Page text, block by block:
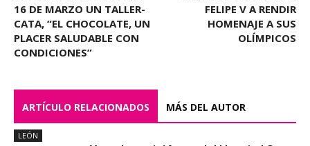
16 DE MARZO UN TALLER-
CATA, “EL CHOCOLATE, UN
PLACER SALUDABLE CON
CONDICIONES”
FELIPE V A RENDIR
HOMENAJE A SUS
OLÍMPICOS
ARTÍCULO RELACIONADOS MÁS DEL AUTOR
LEÓN